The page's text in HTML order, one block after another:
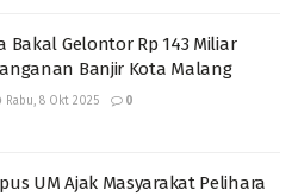
Bakal Gelontor Rp 143 Miliar
Banjir Kota Malang
Rabu, 8 Okt 2025 0
UM Ajak Masyarakat Pelihara